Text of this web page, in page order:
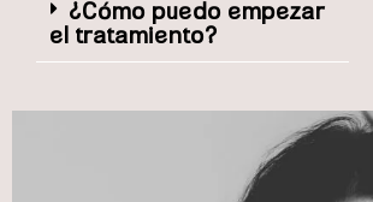
¿Cómo puedo empezar
el tratamiento?